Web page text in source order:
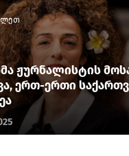
ჟურნალისტის
ერთ-ერთი